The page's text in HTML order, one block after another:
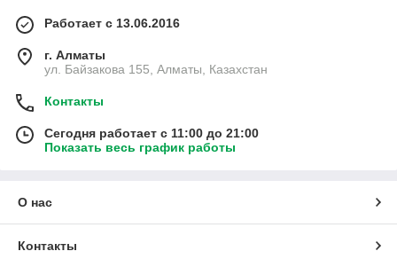
Работает с 13.06.2016
г. Алматы
ул. Байзакова 155, Алматы, Казахстан
Контакты
Сегодня работает с 11:00 до 21:00
Показать весь график работы
О нас
Контакты